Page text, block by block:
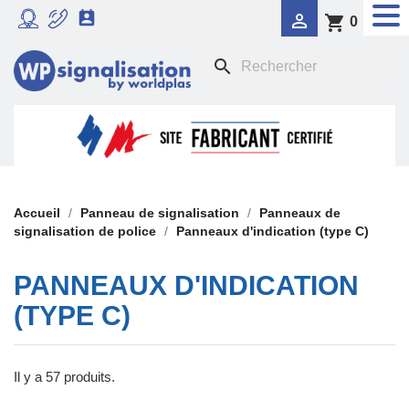
  shopping_cart 0
search
RADAR PÉDAGOGIQUE
SIGNALISATION DYNAMIQUE LUMINEUSE
FEU TRICOLORE COMPORTEMENTAL
PANNEAUX DE SIGNALISATION DE POLICE
SIGNALISATION TEMPORAIRE
Accueil Panneau de signalisation
Panneaux de
signalisation de police
Panneaux d'indication (type C)
PANNEAUX D'INDICATION
(TYPE C)
Il y a 57 produits.